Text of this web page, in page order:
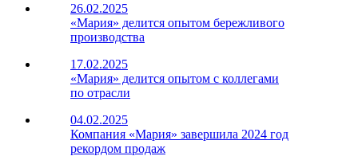
26.02.2025
«Мария» делится опытом бережливого
производства
17.02.2025
«Мария» делится опытом с коллегами
по отрасли
04.02.2025
Компания «Мария» завершила 2024 год
рекордом продаж